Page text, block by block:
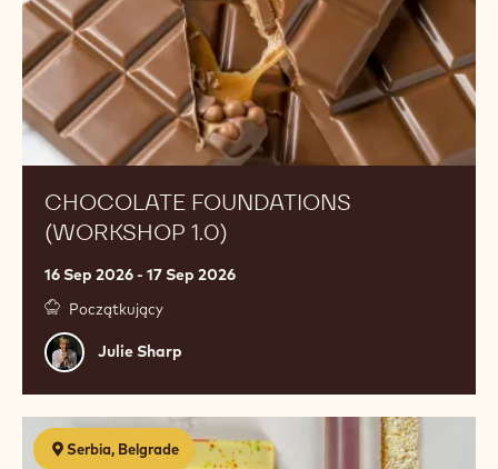
CHOCOLATE FOUNDATIONS
(WORKSHOP 1.0)
16 Sep 2026 - 17 Sep 2026
Początkujący
Julie
Sharp
Julie Sharp
Serbia, Belgrade
Chocolate
discovery